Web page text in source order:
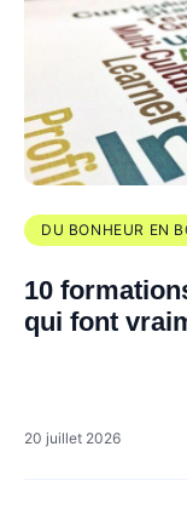
DU BONHEUR EN
10
qui font
20 juillet 2026